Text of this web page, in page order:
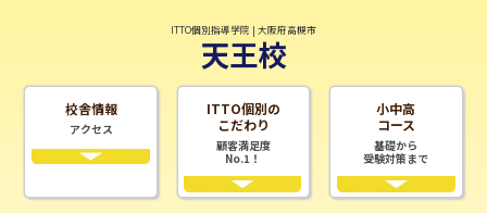
ITTO個別指導学院 | 大阪府高槻市
天王校
校舎情報
アクセス
ITTO個別の
こだわり
顧客満足度
No.1！
小中高
コース
基礎から
受験対策まで